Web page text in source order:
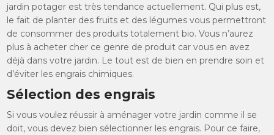
jardin potager est très tendance actuellement. Qui plus est,
le fait de planter des fruits et des légumes vous permettront
de consommer des produits totalement bio. Vous n’aurez
plus à acheter cher ce genre de produit car vous en avez
déjà dans votre jardin. Le tout est de bien en prendre soin et
d’éviter les engrais chimiques.
Sélection des engrais
Si vous voulez réussir à aménager votre jardin comme il se
doit, vous devez bien sélectionner les engrais. Pour ce faire,